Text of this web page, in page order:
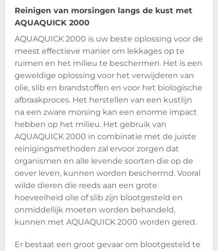
Reinigen van morsingen langs de kust met
AQUAQUICK 2000
AQUAQUICK 2000 is uw beste oplossing voor de
meest effectieve manier om lekkages op te
ruimen en het milieu te beschermen. Het is een
geweldige oplossing voor het verwijderen van
olie, slib en brandstoffen en voor het biologische
afbraakproces. Het herstellen van een kustlijn
na een zware morsing kan een enorme impact
hebben op het milieu. Het gebruik van
AQUAQUICK 2000 in combinatie met de juiste
reinigingsmethoden zal ervoor zorgen dat
organismen en alle levende soorten die op de
oever leven, kunnen worden beschermd. Vooral
wilde dieren die reeds aan een grote
hoeveelheid olie of slib zijn blootgesteld en
onmiddellijk moeten worden behandeld,
kunnen met AQUAQUICK 2000 worden gered.
Er bestaat een groot gevaar om blootgesteld te